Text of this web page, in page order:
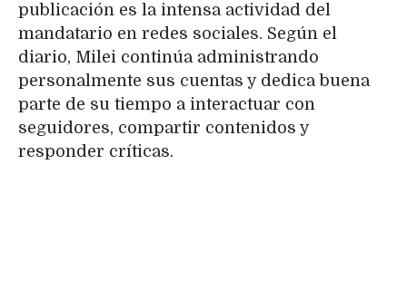
publicación es la intensa actividad del
mandatario en redes sociales. Según el
diario, Milei continúa administrando
personalmente sus cuentas y dedica buena
parte de su tiempo a interactuar con
seguidores, compartir contenidos y
responder críticas.